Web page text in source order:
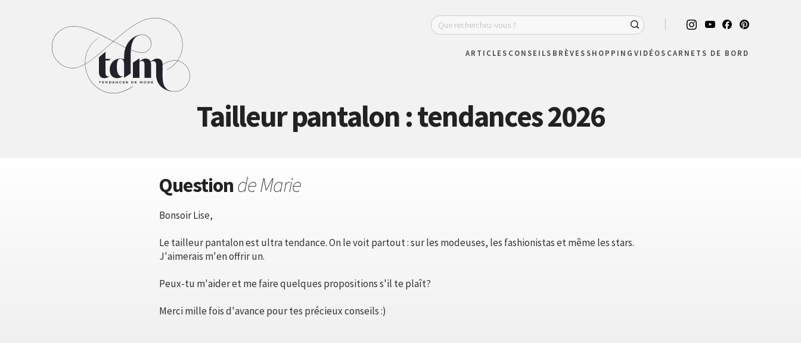
ARTICLES CONSEILS BRÈVESSHOPPING VIDÉOS CARNETS DE BORD
Tailleur pantalon : tendances 2026
Questionde Marie
Bonsoir Lise,
Le tailleur pantalon est ultra tendance. On le voit partout : sur les modeuses, les fashionistas et même les stars.
J'aimerais m'en offrir un.
Peux-tu m'aider et me faire quelques propositions s'il te plaît?
Merci mille fois d'avance pour tes précieux conseils :)